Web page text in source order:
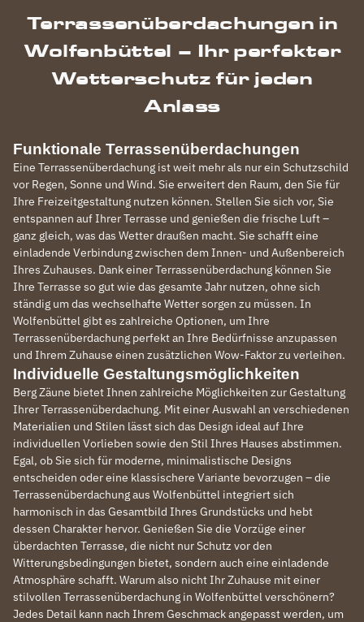
Terrassenüberdachungen in
Wolfenbüttel – Ihr perfekter
Wetterschutz für jeden
Anlass
Funktionale Terrassenüberdachungen
Eine Terrassenüberdachung ist weit mehr als nur ein Schutzschild
vor Regen, Sonne und Wind. Sie erweitert den Raum, den Sie für
Ihre Freizeitgestaltung nutzen können. Stellen Sie sich vor, Sie
entspannen auf Ihrer Terrasse und genießen die frische Luft –
ganz gleich, was das Wetter draußen macht. Sie schafft eine
einladende Verbindung zwischen dem Innen- und Außenbereich
Ihres Zuhauses. Dank einer Terrassenüberdachung können Sie
Ihre Terrasse so gut wie das gesamte Jahr nutzen, ohne sich
ständig um das wechselhafte Wetter sorgen zu müssen. In
Wolfenbüttel gibt es zahlreiche Optionen, um Ihre
Terrassenüberdachung perfekt an Ihre Bedürfnisse anzupassen
und Ihrem Zuhause einen zusätzlichen Wow-Faktor zu verleihen.
Individuelle Gestaltungsmöglichkeiten
Berg Zäune bietet Ihnen zahlreiche Möglichkeiten zur Gestaltung
Ihrer Terrassenüberdachung. Mit einer Auswahl an verschiedenen
Materialien und Stilen lässt sich das Design ideal auf Ihre
individuellen Vorlieben sowie den Stil Ihres Hauses abstimmen.
Egal, ob Sie sich für moderne, minimalistische Designs
entscheiden oder eine klassischere Variante bevorzugen – die
Terrassenüberdachung aus Wolfenbüttel integriert sich
harmonisch in das Gesamtbild Ihres Grundstücks und hebt
dessen Charakter hervor. Genießen Sie die Vorzüge einer
überdachten Terrasse, die nicht nur Schutz vor den
Witterungsbedingungen bietet, sondern auch eine einladende
Atmosphäre schafft. Warum also nicht Ihr Zuhause mit einer
stilvollen Terrassenüberdachung in Wolfenbüttel verschönern?
Jedes Detail kann nach Ihrem Geschmack angepasst werden, um